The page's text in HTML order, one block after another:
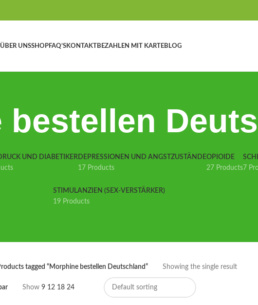
ÜBER UNSSHOPFAQ’SKONTAKTBEZAHLEN MIT KARTEBLOG
bestellen
UND DIABETIKER DEPRESSIONEN UND ANGSTZUSTÄNDE
17 Products
OPIOIDE
27 Products7
STIMULANZIEN (SEX-VERSTÄRKER)
19 Products
tagged “Morphine bestellen Deutschland” Showing the single result
Show 9 12 18 24